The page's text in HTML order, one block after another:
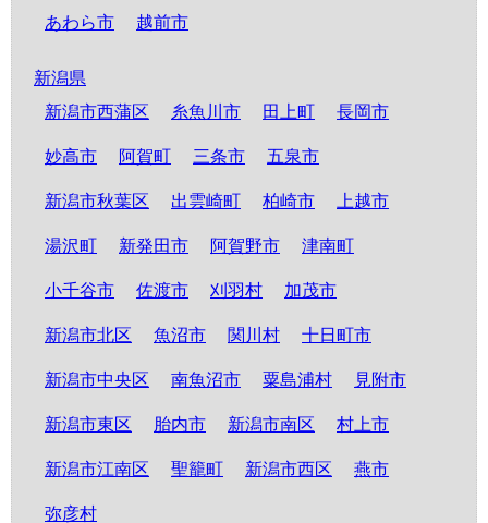
あわら市 越前市
新潟県
新潟市西蒲区
糸魚川市 田上町 長岡市
妙高市 阿賀町 三条市 五泉市
新潟市秋葉区 出雲崎町 柏崎市 上越市
湯沢町 新発田市 阿賀野市 津南町
小千谷市 佐渡市 刈羽村 加茂市
新潟市北区 魚沼市 関川村 十日町市
新潟市中央区 南魚沼市 粟島浦村 見附市
新潟市東区 胎内市 新潟市南区 村上市
新潟市江南区 聖籠町 新潟市西区 燕市
弥彦村